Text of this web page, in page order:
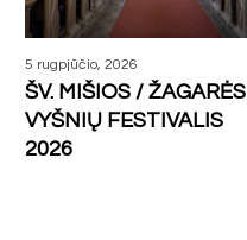
5 rugpjūčio, 2026
ŠV. MIŠIOS / ŽAGARĖS
VYŠNIŲ FESTIVALIS
2026